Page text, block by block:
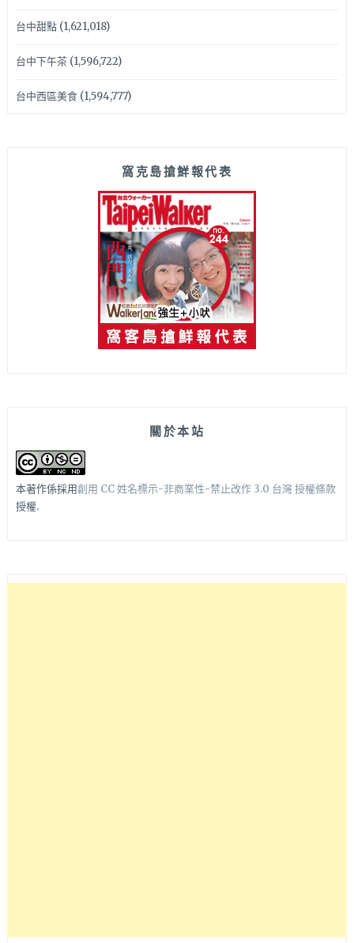
台中甜點(1,621,018)
台中下午茶(1,596,722)
台中西區美食(1,594,777)
窩克島搶鮮報代表
關於本站
本著作係採用創用 CC 姓名標示-非商業性-禁止改作 3.0 台灣 授權條款
授權.